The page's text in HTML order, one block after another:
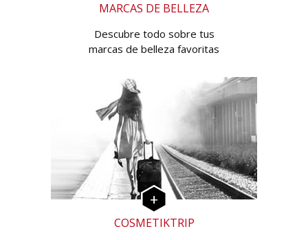
MARCAS DE BELLEZA
Descubre todo sobre tus
marcas de belleza favoritas
COSMETIKTRIP